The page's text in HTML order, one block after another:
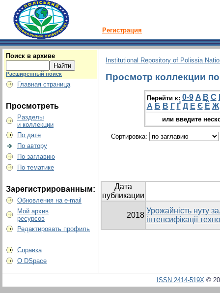
Регистрация
Поиск в архиве
Расширенный поиск
Главная страница
Просмотреть
Разделы
и коллекции
По дате
По автору
По заглавию
По тематике
Зарегистрированным:
Обновления на e-mail
Мой архив
ресурсов
Редактировать профиль
Справка
О DSpace
Institutional Repository of Polissia
Просмотр коллекции
Перейти к: 0-9 A B C
А Б В Г Ґ Д Е Є Ё Ж
или введите
Сортировка:
Дата
публикации
2018
Урожайність нуту
інтенсифікації
ISSN 2414-519X©